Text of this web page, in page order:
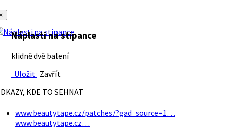
Náplasti na stipance
klidně dvě balení
Uložit Zavřít
KDE TO SEHNAT
www.beautytape.cz/patches/?gad_source=1…
www.beautytape.cz…